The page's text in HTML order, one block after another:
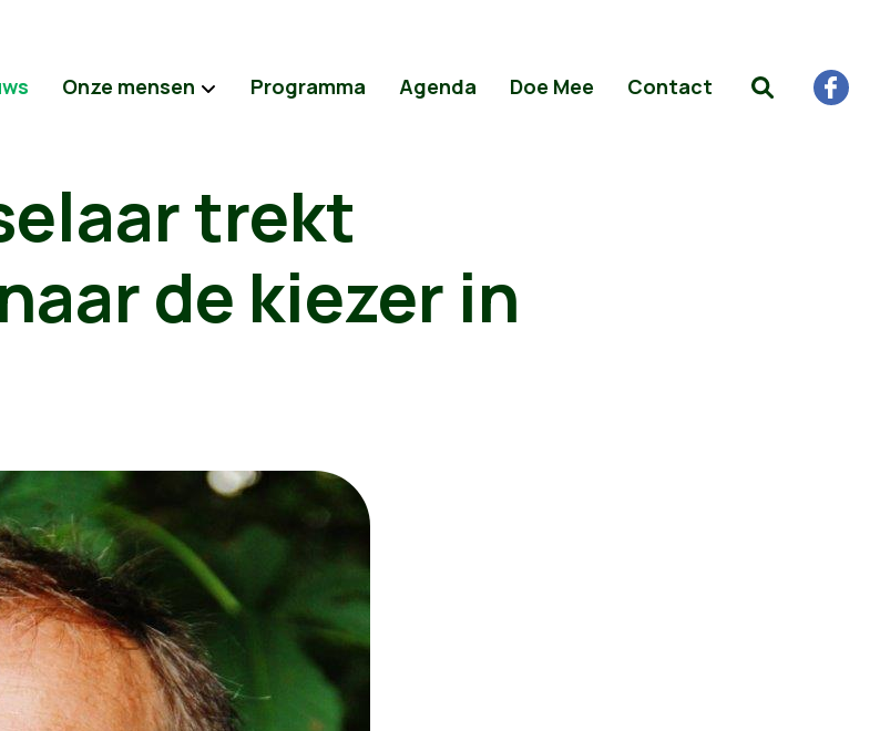
Onze mensen Programma Agenda Doe Mee Contact
trekt
de kiezer in